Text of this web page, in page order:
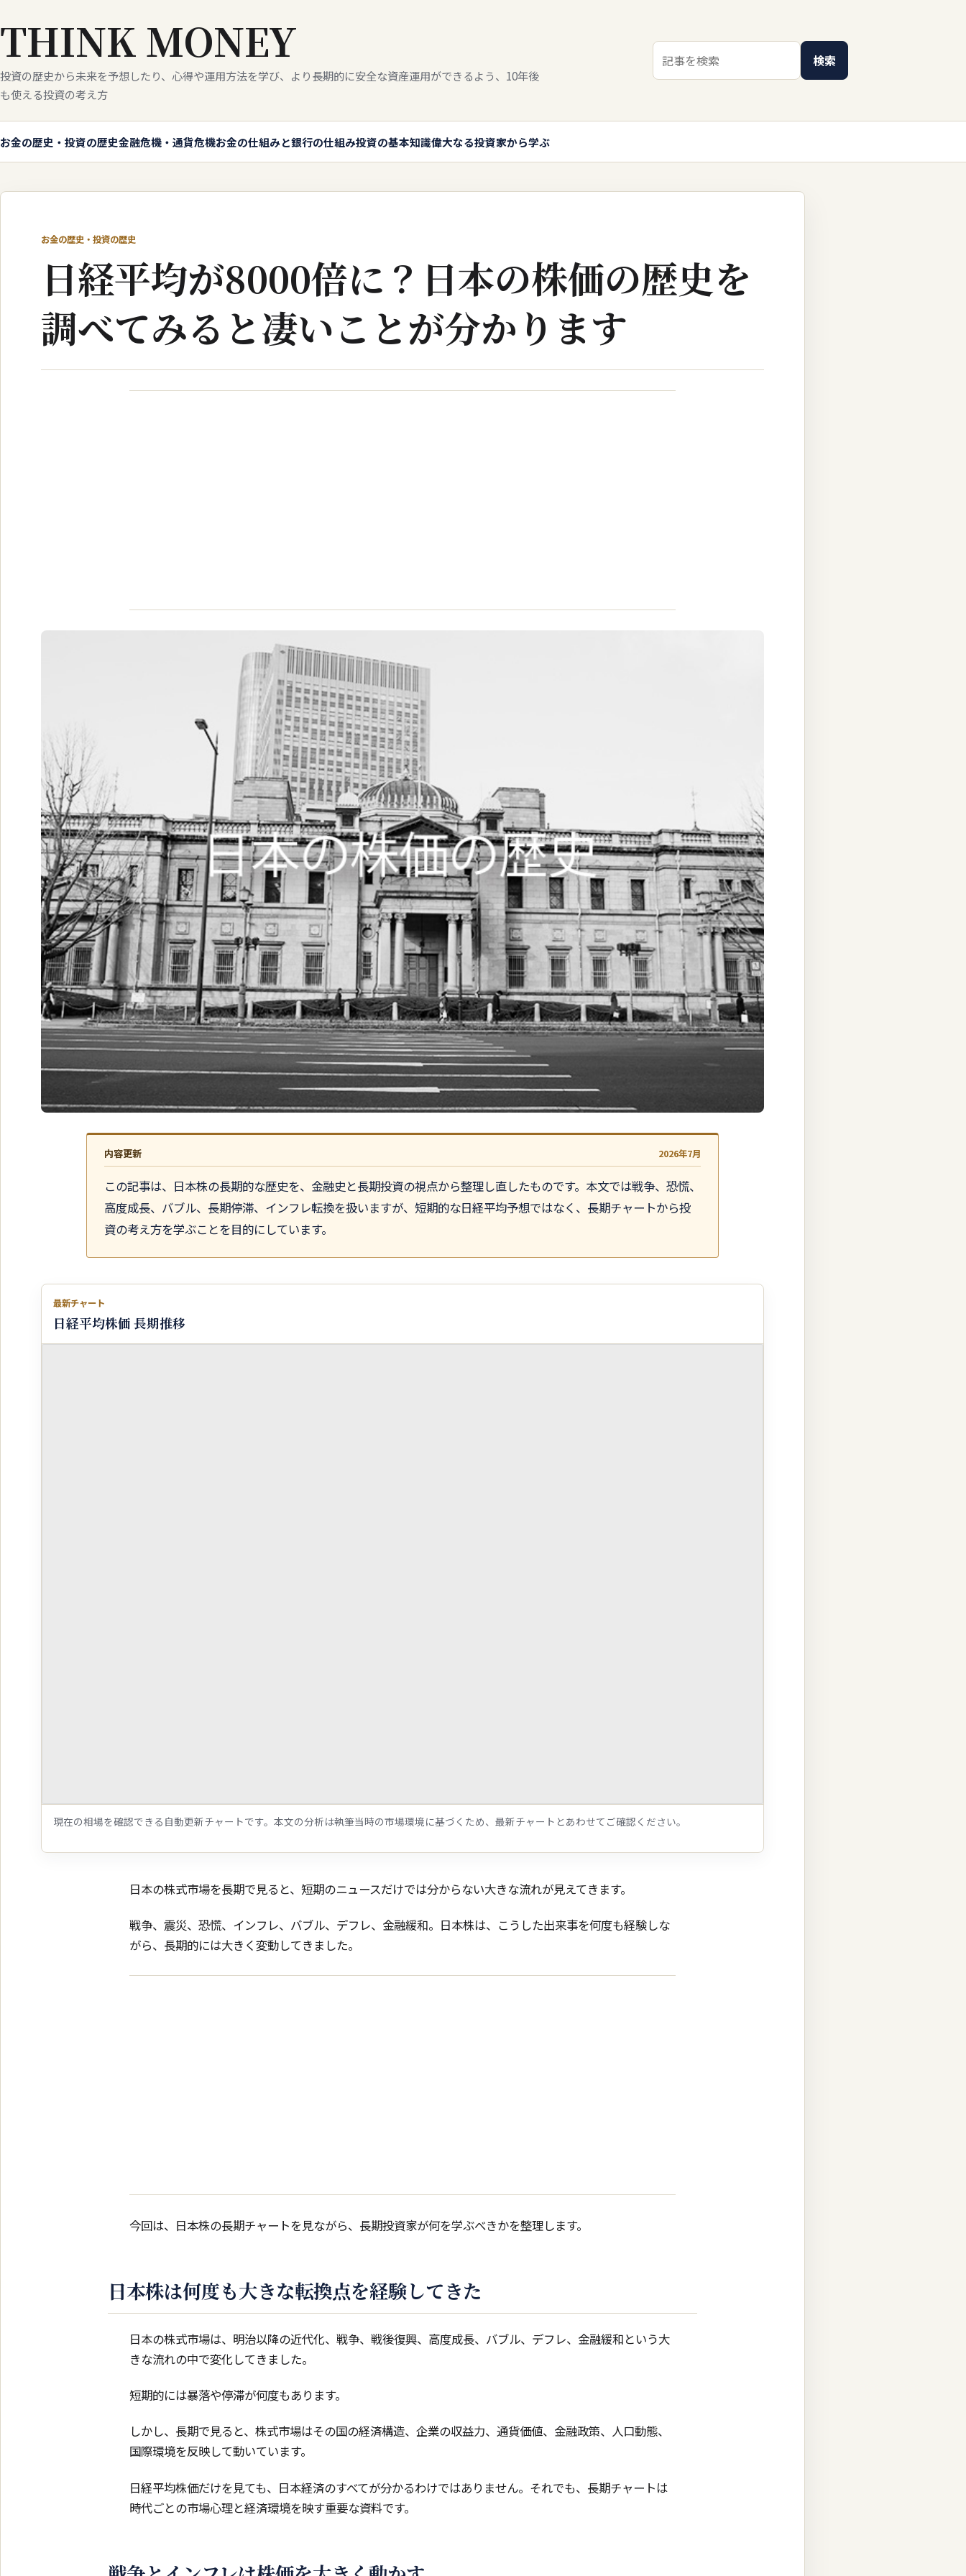
THINK MONEY
投資の歴史から未来を予想したり、心得や運用方法を学び、より長期的に安全な資産運用ができるよう、10年後
も使える投資の考え方
検索キーワード
検索
お金の歴史・投資の歴史金融危機・通貨危機お金の仕組みと銀行の仕組み投資の基本知識偉大なる投資家から学ぶ
お金の歴史・投資の歴史
日経平均が8000倍に？日本の株価の歴史を
調べてみると凄いことが分かります
内容更新 2026年7月
この記事は、日本株の長期的な歴史を、金融史と長期投資の視点から整理し直したものです。本文では戦争、恐慌、
高度成長、バブル、長期停滞、インフレ転換を扱いますが、短期的な日経平均予想ではなく、長期チャートから投
資の考え方を学ぶことを目的にしています。
最新チャート
日経平均株価 長期推移
現在の相場を確認できる自動更新チャートです。本文の分析は執筆当時の市場環境に基づくため、最新チャートとあわせてご確認ください。
日本の株式市場を長期で見ると、短期のニュースだけでは分からない大きな流れが見えてきます。
戦争、震災、恐慌、インフレ、バブル、デフレ、金融緩和。日本株は、こうした出来事を何度も経験しな
がら、長期的には大きく変動してきました。
今回は、日本株の長期チャートを見ながら、長期投資家が何を学ぶべきかを整理します。
日本株は何度も大きな転換点を経験してきた
日本の株式市場は、明治以降の近代化、戦争、戦後復興、高度成長、バブル、デフレ、金融緩和という大
きな流れの中で変化してきました。
短期的には暴落や停滞が何度もあります。
しかし、長期で見ると、株式市場はその国の経済構造、企業の収益力、通貨価値、金融政策、人口動態、
国際環境を反映して動いています。
日経平均株価だけを見ても、日本経済のすべてが分かるわけではありません。それでも、長期チャートは
時代ごとの市場心理と経済環境を映す重要な資料です。